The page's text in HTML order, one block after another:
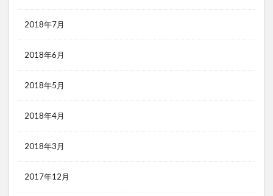
2018年7月
2018年6月
2018年5月
2018年4月
2018年3月
2017年12月